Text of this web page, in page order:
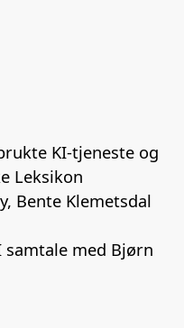
KI-tjeneste og
Leksikon
Bente Klemetsdal
samtale med Bjørn